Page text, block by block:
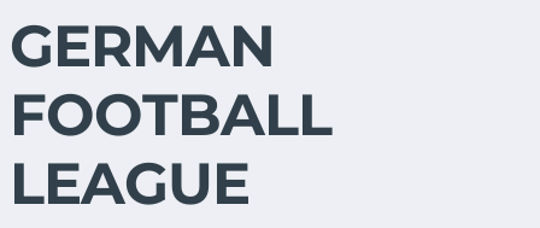
GERMAN
FOOTBALL
LEAGUE